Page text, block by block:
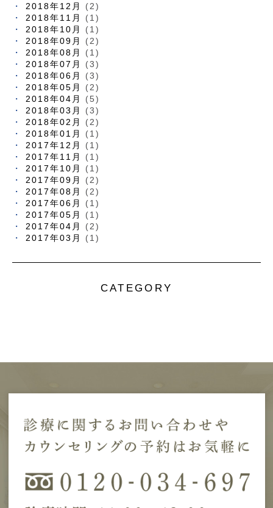
2018年12月
(2)
2018年11月
(1)
2018年10月
(1)
2018年09月
(2)
2018年08月
(1)
2018年07月
(3)
2018年06月
(3)
2018年05月
(2)
2018年04月
(5)
2018年03月
(3)
2018年02月
(2)
2018年01月
(1)
2017年12月
(1)
2017年11月
(1)
2017年10月
(1)
2017年09月
(2)
2017年08月
(2)
2017年06月
(1)
2017年05月
(1)
2017年04月
(2)
2017年03月
(1)
CATEGORY